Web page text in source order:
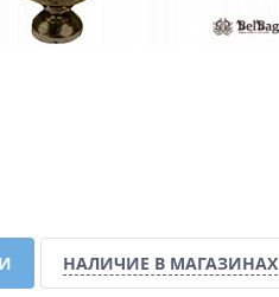
НАЛИЧИЕ В МАГАЗИНАХ